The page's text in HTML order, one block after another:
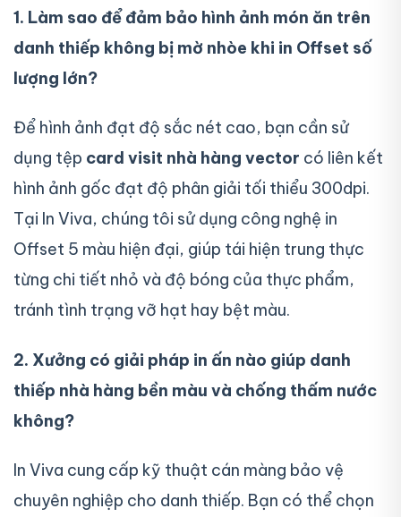
1. Làm sao để đảm bảo hình ảnh món ăn trên
danh thiếp không bị mờ nhòe khi in Offset số
lượng lớn?
Để hình ảnh đạt độ sắc nét cao, bạn cần sử
dụng tệp card visit nhà hàng vector có liên kết
hình ảnh gốc đạt độ phân giải tối thiểu 300dpi.
Tại In Viva, chúng tôi sử dụng công nghệ in
Offset 5 màu hiện đại, giúp tái hiện trung thực
từng chi tiết nhỏ và độ bóng của thực phẩm,
tránh tình trạng vỡ hạt hay bệt màu.
2. Xưởng có giải pháp in ấn nào giúp danh
thiếp nhà hàng bền màu và chống thấm nước
không?
In Viva cung cấp kỹ thuật cán màng bảo vệ
chuyên nghiệp cho danh thiếp. Bạn có thể chọn